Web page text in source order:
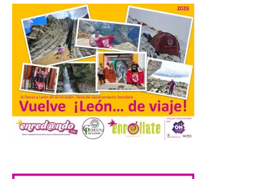
León e incluyen, además
del programa del evento, una guía
práctica con recomendaciones
elaboradas por especialistas para
observar el eclipse con seguridad León, 7
de agosto de 2026. La programación […]
Laciana comienza su
programación para
disfrutar el eclipse total
del 12 de agosto